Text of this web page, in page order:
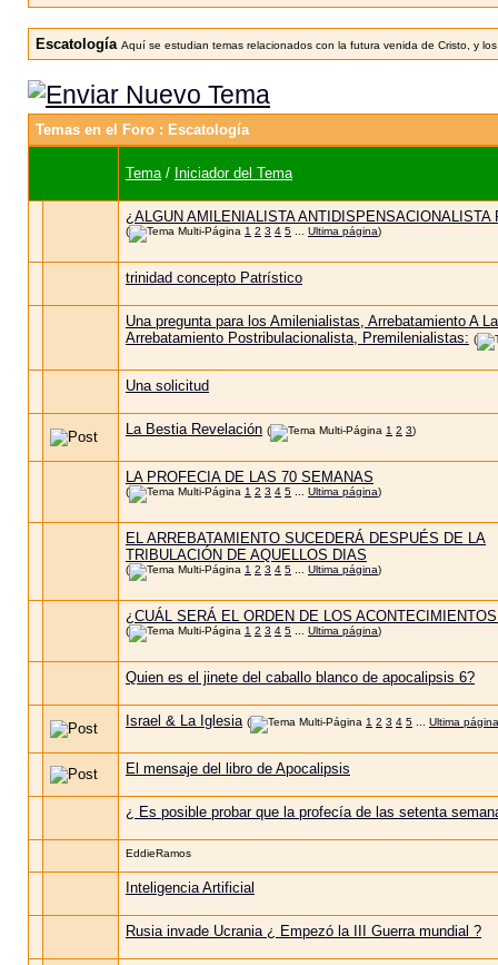
Escatología Aquí se estudian temas relacionados con la futura venida de Cristo, y
Temas en el Foro : Escatología
Tema/ Iniciador del Tema
¿ALGUN AMILENIALISTA ANTIDISPENSACIONALISTA
( 1 2 3 4 5 Ultima página)
trinidad concepto Patrístico
Una pregunta para los Amilenialistas, Arrebatamiento A
Arrebatamiento Postribulacionalista, Premilenialistas: (
Una solicitud
La Bestia Revelación ( 1 2 3)
LA PROFECIA DE LAS 70 SEMANAS
( 1 2 3 4 5 Ultima página)
EL ARREBATAMIENTO SUCEDERÁ DESPUÉS DE LA
TRIBULACIÓN DE AQUELLOS DIAS
( 1 2 3 4 5 Ultima página)
¿CUÁL SERÁ EL ORDEN DE LOS
( 1 2 3 4 5 Ultima página)
Quien es el jinete del caballo blanco de apocalipsis 6?
Israel & La Iglesia ( 1 2 3 4 5 Ultima página
El mensaje del libro de Apocalipsis
¿ Es posible probar que la profecía de las setenta
EddieRamos
Inteligencia Artificial
Rusia invade Ucrania ¿ Empezó la III Guerra mundial ?